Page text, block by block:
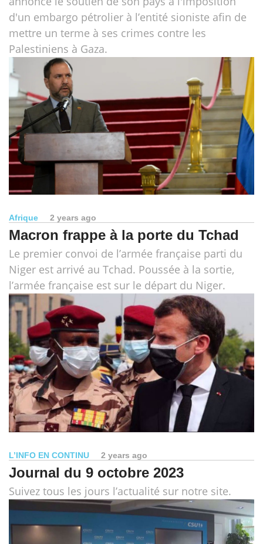
d'un embargo pétrolier à l’entité sioniste afin de
mettre un terme à ses crimes contre les
Palestiniens à Gaza.
Afrique 2 years ago
Macron frappe à la porte du Tchad
Le premier convoi de l’armée française parti du
Niger est arrivé au Tchad. Poussée à la sortie,
l’armée française est sur le départ du Niger.
L’INFO EN CONTINU 2 years ago
Journal du 9 octobre 2023
Suivez tous les jours l’actualité sur notre site.